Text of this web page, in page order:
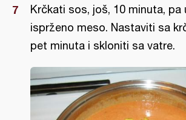
Krčkati sos, još, 10 minuta, pa
isprženo meso. Nastaviti sa
pet minuta i skloniti sa vatre.